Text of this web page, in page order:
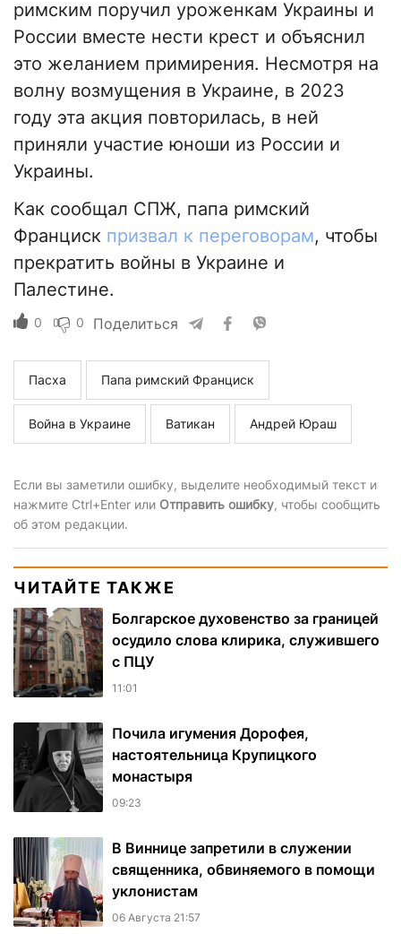
римским поручил уроженкам Украины и
России вместе нести крест и объяснил
это желанием примирения. Несмотря на
волну возмущения в Украине, в 2023
году эта акция повторилась, в ней
приняли участие юноши из России и
Украины.
Как сообщал СПЖ, папа римский
Франциск призвал к переговорам, чтобы
прекратить войны в Украине и
Палестине.
0 0 Поделиться
Пасха Папа римский Франциск
Война в Украине Ватикан Андрей Юраш
Если вы заметили ошибку, выделите необходимый текст и
нажмите Ctrl+Enter или Отправить ошибку, чтобы сообщить
об этом редакции.
ЧИТАЙТЕ ТАКЖЕ
Болгарское духовенство за границей
осудило слова клирика, служившего
с ПЦУ
11:01
Почила игумения Дорофея,
настоятельница Крупицкого
монастыря
09:23
В Виннице запретили в служении
священника, обвиняемого в помощи
уклонистам
06 Августа 21:57